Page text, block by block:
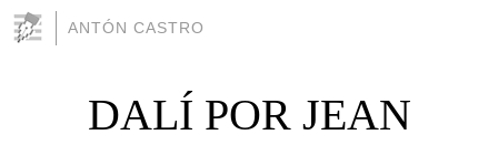
ANTÓN CASTRO
DALÍ POR JEAN